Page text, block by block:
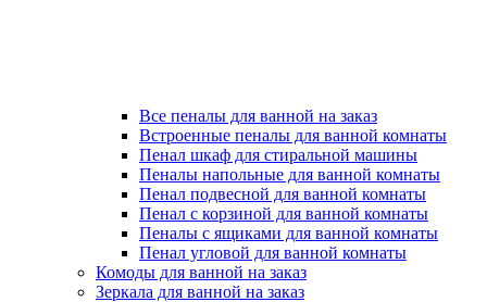
Все пеналы для ванной на заказ
Встроенные пеналы для ванной комнаты
Пенал шкаф для стиральной машины
Пеналы напольные для ванной комнаты
Пенал подвесной для ванной комнаты
Пенал с корзиной для ванной комнаты
Пеналы с ящиками для ванной комнаты
Пенал угловой для ванной комнаты
Комоды для ванной на заказ
Зеркала для ванной на заказ